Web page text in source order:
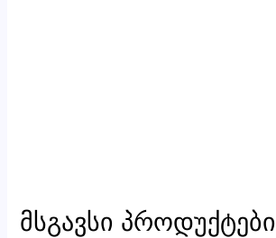
მსგავსი პროდუქტები